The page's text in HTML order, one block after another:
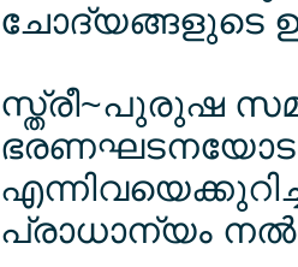
ചോദ്യങ്ങളുടെ
സ്ത്രീ~പുരുഷ
പ്രാധാന്യം